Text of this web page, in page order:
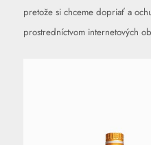
pretože si chceme dopriať a
prostredníctvom internetových